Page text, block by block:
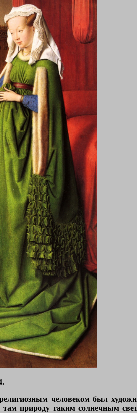
человеком был
там природу таким солнечным